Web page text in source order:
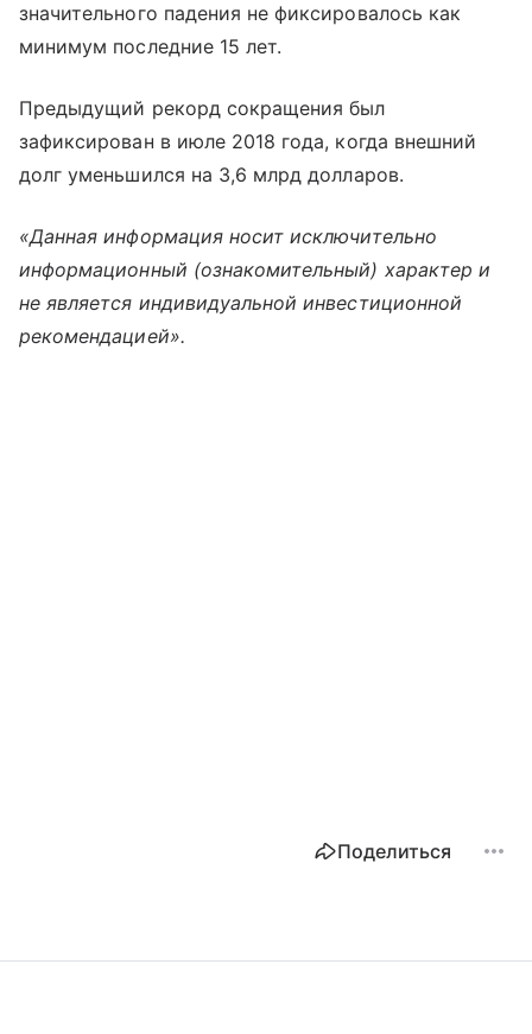
значительного падения не фиксировалось как
минимум последние 15 лет.
Предыдущий рекорд сокращения был
зафиксирован в июле 2018 года, когда внешний
долг уменьшился на 3,6 млрд долларов.
«Данная информация носит исключительно
информационный (ознакомительный) характер и
не является индивидуальной инвестиционной
рекомендацией».
Поделиться